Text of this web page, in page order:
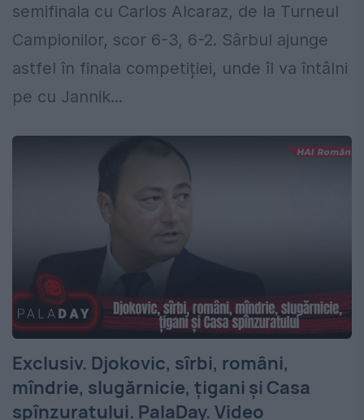
semifinala cu Carlos Alcaraz, de la Turneul
Campionilor, scor 6-3, 6-2. Sârbul ajunge
astfel în finala competiției, unde îl va întâlni
pe cu Jannik...
Exclusiv. Djokovic, sîrbi, români,
mîndrie, slugărnicie, țigani și Casa
spînzuratului. PalaDay. Video